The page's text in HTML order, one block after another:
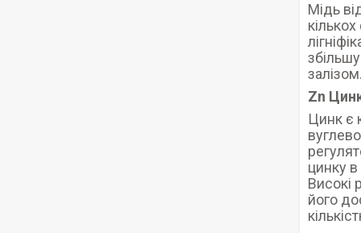
Мідь
Zn
Цинк є
цинку
Високі
його